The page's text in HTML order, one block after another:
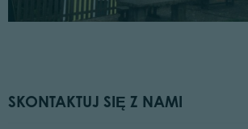
SKONTAKTUJ SIĘ Z NAMI